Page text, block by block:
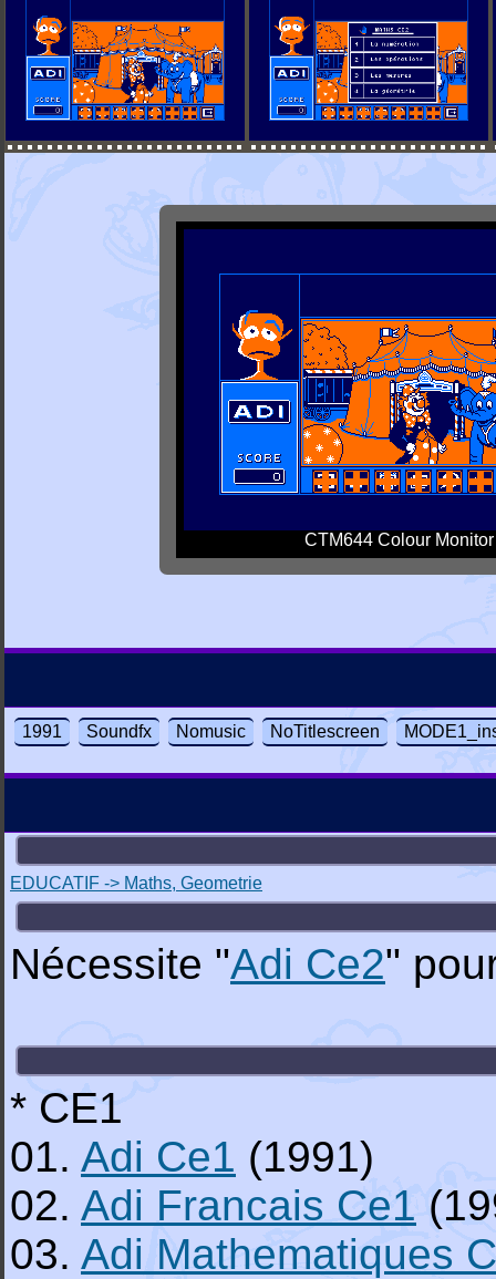
CTM644 Colour Monitor
1991 Soundfx Nomusic NoTitlescreen
EDUCATIF -> Maths, Geometrie
Nécessite "Adi Ce2"
* CE1
01. Adi Ce1 (1991)
02. Adi Francais Ce1
03. Adi Mathematiques